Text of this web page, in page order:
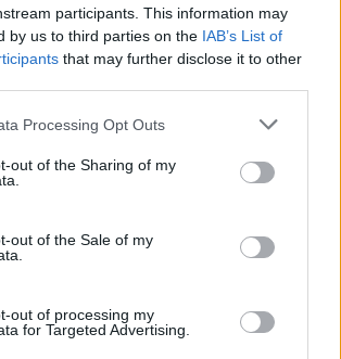
participants. This information may
by us to third parties on the IAB’s List of
that may further disclose it to other
this website/app uses one or more Google
visit or usage behaviour. You may click to
to Google and its third-party tags to
below specified purposes in below Google
Processing Opt Outs
out of the Sharing of my
out of the Sale of my
out of processing my
for Targeted Advertising.